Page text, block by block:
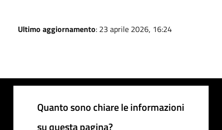
Ultimo aggiornamento: 23 aprile 2026, 16:24
Quanto sono chiare le informazioni
su questa pagina?